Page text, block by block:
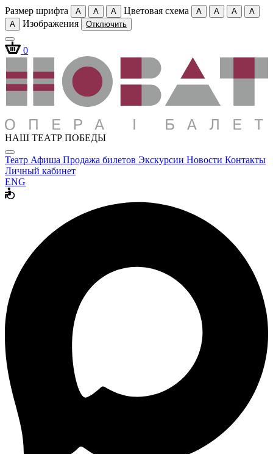
Размер шрифта A A A Цветовая схема A A A
A
A
Изображения Отключить
0
НАШ ТЕАТР ПОБЕДЫ
Театр Афиша Продажа билетов Экскурсии Новости Контакты
Личный кабинет
ENG